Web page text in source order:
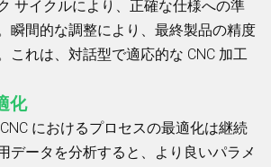
サイクルにより、正確な仕様への準
瞬間的な調整により、最終製品の精度
これは、対話型で適応的な CNC 加工
化
におけるプロセスの最適化は継続
データを分析すると、より良いパラメ